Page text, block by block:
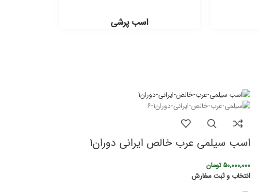
اسب پرشی
اسب سیلمی عرب خالص ایرانی دوران1
50,000,000تومان
انتخاب و ثبت سفارش